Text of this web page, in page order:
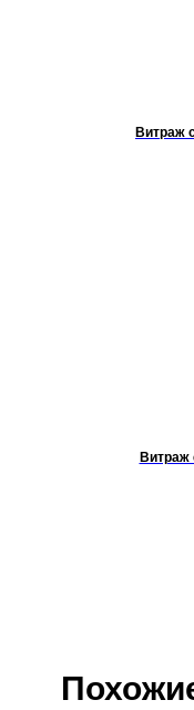
Витраж
Витраж